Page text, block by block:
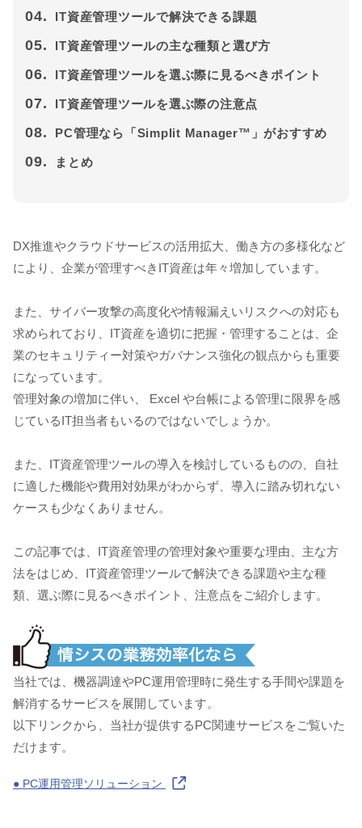
04. IT資産管理ツールで解決できる課題
05. IT資産管理ツールの主な種類と選び方
06. IT資産管理ツールを選ぶ際に見るべきポイント
07. IT資産管理ツールを選ぶ際の注意点
08. PC管理なら「Simplit Manager™」がおすすめ
09. まとめ
DX推進やクラウドサービスの活用拡大、働き方の多様化など
により、企業が管理すべきIT資産は年々増加しています。
また、サイバー攻撃の高度化や情報漏えいリスクへの対応も
求められており、IT資産を適切に把握・管理することは、企
業のセキュリティー対策やガバナンス強化の観点からも重要
になっています。
管理対象の増加に伴い、 Excel や台帳による管理に限界を感
じているIT担当者もいるのではないでしょうか。
また、IT資産管理ツールの導入を検討しているものの、自社
に適した機能や費用対効果がわからず、導入に踏み切れない
ケースも少なくありません。
この記事では、IT資産管理の管理対象や重要な理由、主な方
法をはじめ、IT資産管理ツールで解決できる課題や主な種
類、選ぶ際に見るべきポイント、注意点をご紹介します。
当社では、機器調達やPC運用管理時に発生する手間や課題を
解消するサービスを展開しています。
以下リンクから、当社が提供するPC関連サービスをご覧いた
だけます。
● PC運用管理ソリューション